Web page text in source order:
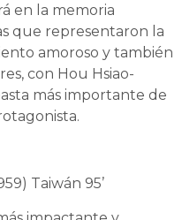
en la memoria
que representaron la
amoroso y también
con Hou Hsiao-
más importante de
Taiwán 95’